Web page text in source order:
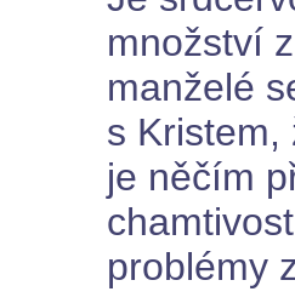
množství
manželé
s Kristem,
je něčím
problémy